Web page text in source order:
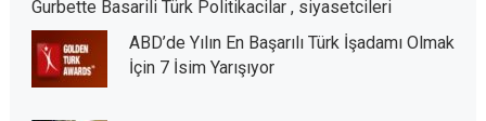
Gurbette Basarili Türk Politikacilar , siyasetcileri
ABD’de Yılın En Başarılı Türk İşadamı Olmak
İçin 7 İsim Yarışıyor